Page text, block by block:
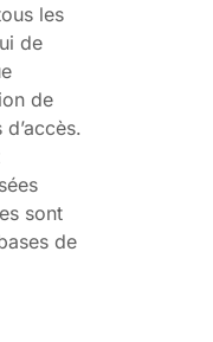
les
de
de
sont
de